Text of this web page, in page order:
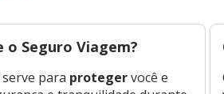
o Seguro Viagem?
para protegervocê e